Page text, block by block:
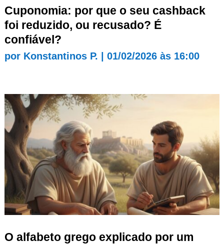
Cuponomia: por que o seu cashback
foi reduzido, ou recusado? É
confiável?
por Konstantinos P. 01/02/2026 às 16:00
O alfabeto grego explicado por um